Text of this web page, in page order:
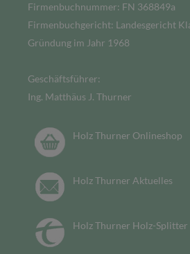
Firmenbuchnummer: FN 368849a
Firmenbuchgericht: Landesgericht
Gründung im Jahr 1968
Geschäftsführer:
Ing. Matthäus J. Thurner
Holz Thurner Onlineshop
Holz Thurner Aktuelles
Holz Thurner Holz-Splitter